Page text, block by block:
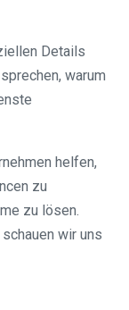
Details
warum
helfen,
zu
zu lösen.
wir uns